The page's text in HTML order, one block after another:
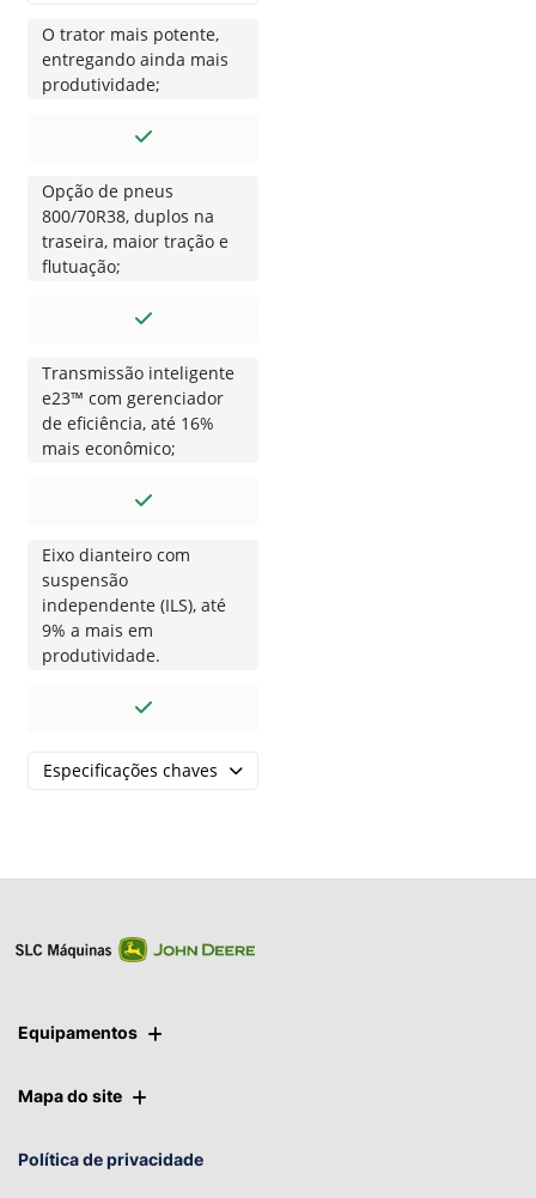
O trator mais potente,
entregando ainda mais
produtividade;
Opção de pneus
800/70R38, duplos na
traseira, maior tração e
flutuação;
Transmissão inteligente
e23™ com gerenciador
de eficiência, até 16%
mais econômico;
Eixo dianteiro com
suspensão
independente (ILS), até
9% a mais em
produtividade.
Especificações chaves
Equipamentos
Mapa do site
Política de privacidade